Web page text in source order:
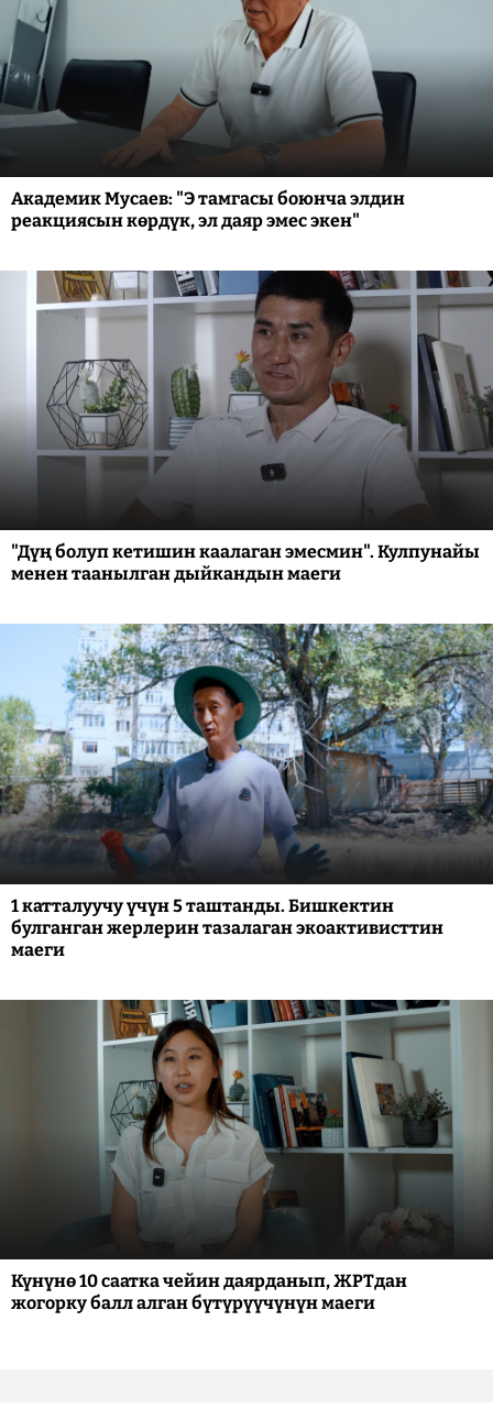
Академик Мусаев: "Э тамгасы боюнча элдин
реакциясын көрдүк, эл даяр эмес экен"
"Дүң болуп кетишин каалаган эмесмин". Кулпунайы
менен таанылган дыйкандын маеги
1 катталуучу үчүн 5 таштанды. Бишкектин
булганган жерлерин тазалаган экоактивисттин
маеги
Күнүнө 10 саатка чейин даярданып, ЖРТдан
жогорку балл алган бүтүрүүчүнүн маеги